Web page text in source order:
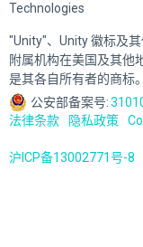
Technologies
"Unity"、Unity 徽标及
附属机构在美国及其他
是其各自所有者的商标。
公安部备案号:
法律条款
隐私政策
沪ICP备13002771号-8